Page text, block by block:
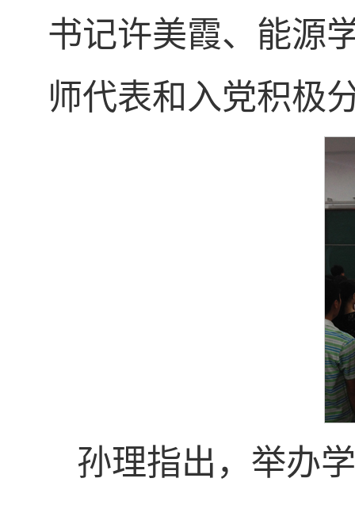
书记许美霞、能源
师代表和入党积极
孙理指出，举办